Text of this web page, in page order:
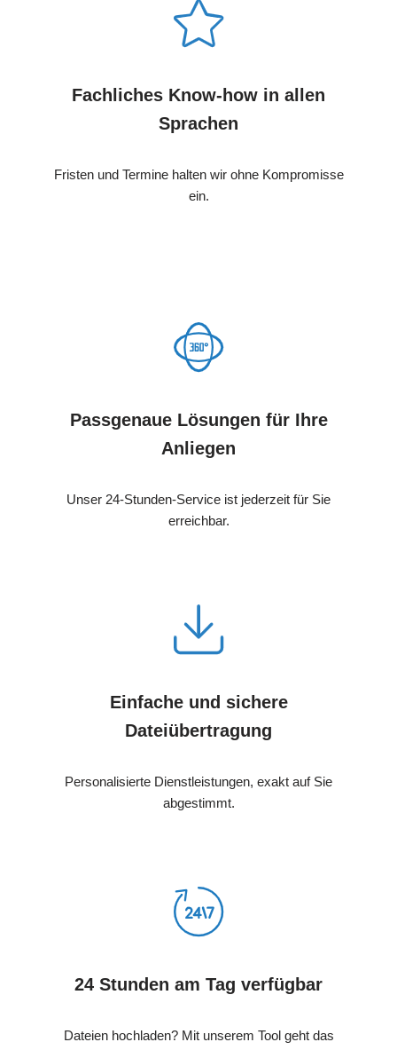
Fachliches Know-how in allen
Sprachen
Fristen und Termine halten wir ohne Kompromisse
ein.
Passgenaue Lösungen für Ihre
Anliegen
Unser 24-Stunden-Service ist jederzeit für Sie
erreichbar.
Einfache und sichere
Dateiübertragung
Personalisierte Dienstleistungen, exakt auf Sie
abgestimmt.
24 Stunden am Tag verfügbar
Dateien hochladen? Mit unserem Tool geht das